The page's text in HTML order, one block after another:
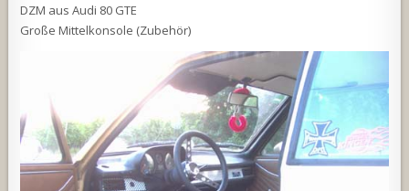
DZM aus Audi 80 GTE
Große Mittelkonsole (Zubehör)